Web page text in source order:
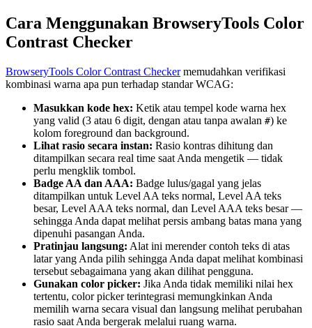
Cara Menggunakan BrowseryTools Color
Contrast Checker
BrowseryTools Color Contrast Checkermemudahkan verifikasi
kombinasi warna apa pun terhadap standar WCAG:
Masukkan kode hex: Ketik atau tempel kode warna hex
yang valid (3 atau 6 digit, dengan atau tanpa awalan #) ke
kolom foreground dan background.
Lihat rasio secara instan: Rasio kontras dihitung dan
ditampilkan secara real time saat Anda mengetik — tidak
perlu mengklik tombol.
Badge AA dan AAA: Badge lulus/gagal yang jelas
ditampilkan untuk Level AA teks normal, Level AA teks
besar, Level AAA teks normal, dan Level AAA teks besar —
sehingga Anda dapat melihat persis ambang batas mana yang
dipenuhi pasangan Anda.
Pratinjau langsung: Alat ini merender contoh teks di atas
latar yang Anda pilih sehingga Anda dapat melihat kombinasi
tersebut sebagaimana yang akan dilihat pengguna.
Gunakan color picker: Jika Anda tidak memiliki nilai hex
tertentu, color picker terintegrasi memungkinkan Anda
memilih warna secara visual dan langsung melihat perubahan
rasio saat Anda bergerak melalui ruang warna.